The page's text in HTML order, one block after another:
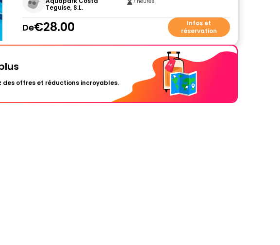
Teguise, S.L.
De€28.00
Infos et
réservation
des offres et réductions incroyables.